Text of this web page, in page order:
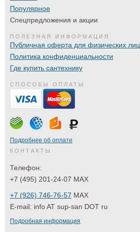
Популярное
Спецпредложения и акции
ПОЛЕЗНАЯ ИНФОРМАЦИЯ
Публичная оферта для физических лиц
Политика конфиденциальности
Где купить сантехнику
СПОСОБЫ ОПЛАТЫ
Подробнее об оплате
КОНТАКТЫ
Телефон:
+7 (495) 201-24-07 MAX
+7 (926) 746-76-57 MAX
E-mail: info AT sup-san DOT ru
Подробная информация